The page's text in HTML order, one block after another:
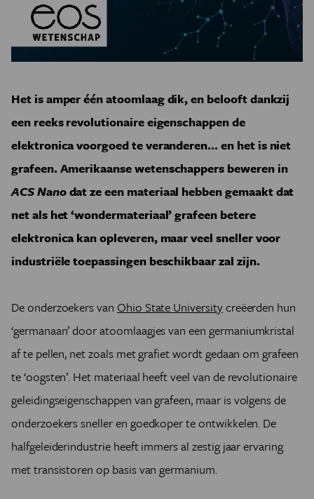
Het is amper één atoomlaag dik, en belooft dankzij
een reeks revolutionaire eigenschappen de
elektronica voorgoed te veranderen… en het is niet
grafeen. Amerikaanse wetenschappers beweren in
ACS Nanodat ze een materiaal hebben gemaakt dat
net als het ‘wondermateriaal’ grafeen betere
elektronica kan opleveren, maar veel sneller voor
industriële toepassingen beschikbaar zal zijn.
De onderzoekers van Ohio State Universitycreëerden hun
‘germanaan’ door atoomlaagjes van een germaniumkristal
af te pellen, net zoals met grafiet wordt gedaan om grafeen
te ‘oogsten’. Het materiaal heeft veel van de revolutionaire
geleidingseigenschappen van grafeen, maar is volgens de
onderzoekers sneller en goedkoper te ontwikkelen. De
halfgeleiderindustrie heeft immers al zestig jaar ervaring
met transistoren op basis van germanium.